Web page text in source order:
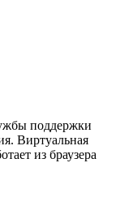
поддержки
Виртуальная
из браузера